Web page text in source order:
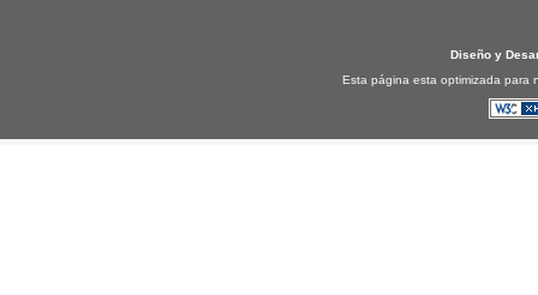
Diseño y
Esta página esta optimizada para